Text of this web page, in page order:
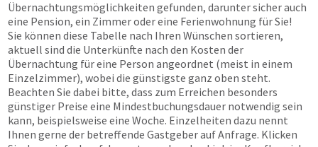
Übernachtungsmöglichkeiten gefunden, darunter sicher auch
eine Pension, ein Zimmer oder eine Ferienwohnung für Sie!
Sie können diese Tabelle nach Ihren Wünschen sortieren,
aktuell sind die Unterkünfte nach den Kosten der
Übernachtung für eine Person angeordnet (meist in einem
Einzelzimmer), wobei die günstigste ganz oben steht.
Beachten Sie dabei bitte, dass zum Erreichen besonders
günstiger Preise eine Mindestbuchungsdauer notwendig sein
kann, beispielsweise eine Woche. Einzelheiten dazu nennt
Ihnen gerne der betreffende Gastgeber auf Anfrage. Klicken